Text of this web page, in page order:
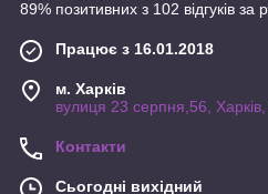
89% позитивних з 102 відгуків за
Працює з 16.01.2018
м. Харків
вулиця 23 серпня,56, Харків,
Контакти
Сьогодні вихідний